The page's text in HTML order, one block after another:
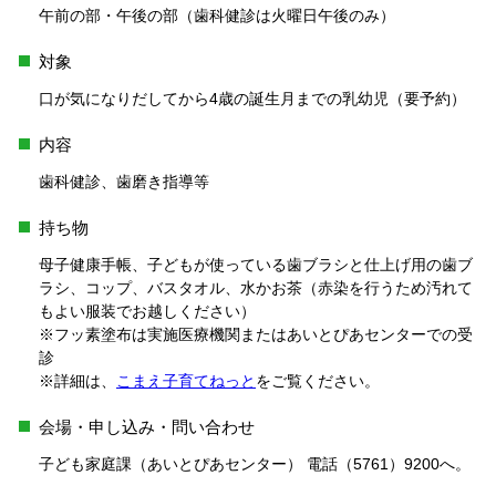
午前の部・午後の部（歯科健診は火曜日午後のみ）
対象
口が気になりだしてから4歳の誕生月までの乳幼児（要予約）
内容
歯科健診、歯磨き指導等
持ち物
母子健康手帳、子どもが使っている歯ブラシと仕上げ用の歯ブ
ラシ、コップ、バスタオル、水かお茶（赤染を行うため汚れて
もよい服装でお越しください）
※フッ素塗布は実施医療機関またはあいとぴあセンターでの受
診
※詳細は、
こまえ子育てねっと をご覧ください。
会場・申し込み・問い合わせ
子ども家庭課（あいとぴあセンター） 電話（5761）9200へ。